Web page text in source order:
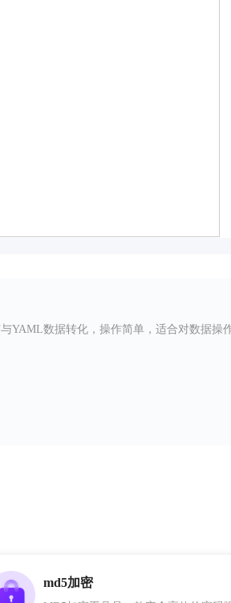
YAML数据转化，操作简单，适合对数据操
md5加密